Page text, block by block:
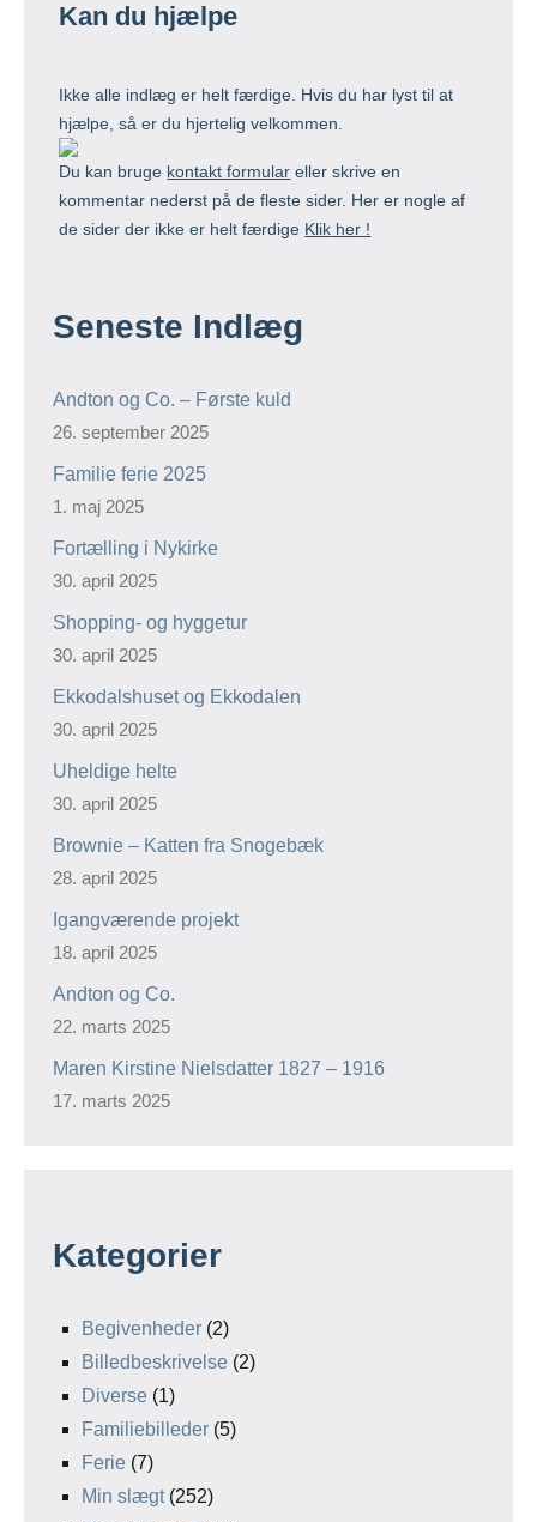
Kan du hjælpe
Ikke alle indlæg er helt færdige. Hvis du har lyst til at
hjælpe, så er du hjertelig velkommen.
Du kan bruge kontakt formular eller skrive en
kommentar nederst på de fleste sider. Her er nogle af
de sider der ikke er helt færdige Klik her !
Seneste Indlæg
Andton og Co. – Første kuld
26. september 2025
Familie ferie 2025
1. maj 2025
Fortælling i Nykirke
30. april 2025
Shopping- og hyggetur
30. april 2025
Ekkodalshuset og Ekkodalen
30. april 2025
Uheldige helte
30. april 2025
Brownie – Katten fra Snogebæk
28. april 2025
Igangværende projekt
18. april 2025
Andton og Co.
22. marts 2025
Maren Kirstine Nielsdatter 1827 – 1916
17. marts 2025
Kategorier
Begivenheder (2)
Billedbeskrivelse (2)
Diverse (1)
Familiebilleder (5)
Ferie (7)
Min slægt(252)